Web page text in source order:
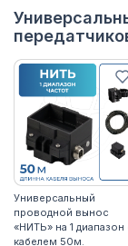
Универсальный
проводной вынос
«НИТЬ» на 1 диапазон
кабелем 50м.